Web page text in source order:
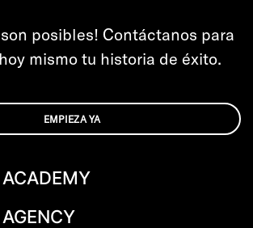
son posibles! Contáctanos para
mismo tu historia de éxito.
EMPIEZA YA